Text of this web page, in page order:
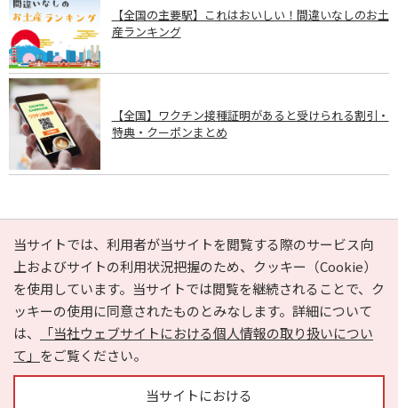
【全国の主要駅】これはおいしい！間違いなしのお土
産ランキング
【全国】ワクチン接種証明があると受けられる割引・
特典・クーポンまとめ
PAGE TOP
当サイトでは、利用者が当サイトを閲覧する際のサービス向
上およびサイトの利用状況把握のため、クッキー（Cookie）
を使用しています。当サイトでは閲覧を継続されることで、ク
ッキーの使用に同意されたものとみなします。詳細について
は、
「当社ウェブサイトにおける個人情報の取り扱いについ
て」 をご覧ください。
当サイトにおける
e-NAVITA（イーナビタ）とは？ お気に入り
ヘルプ
利用規約
個人情報の取り扱いについて
運営会社
サイトマップ
広告掲載に関するお問い合わせ